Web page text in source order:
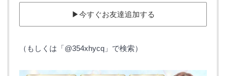
▶︎今すぐお友達追加する
（もしくは「@354xhycq」で検索）